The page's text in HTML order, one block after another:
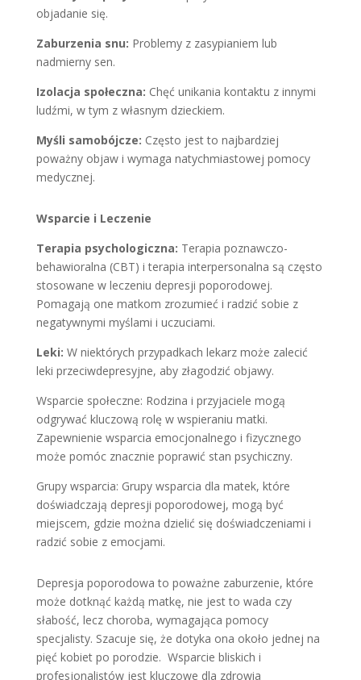
objadanie się.
Zaburzenia snu: Problemy z zasypianiem lub
nadmierny sen.
Izolacja społeczna: Chęć unikania kontaktu z innymi
ludźmi, w tym z własnym dzieckiem.
Myśli samobójcze: Często jest to najbardziej
poważny objaw i wymaga natychmiastowej pomocy
medycznej.
Wsparcie i Leczenie
Terapia psychologiczna: Terapia poznawczo-
behawioralna (CBT) i terapia interpersonalna są często
stosowane w leczeniu depresji poporodowej.
Pomagają one matkom zrozumieć i radzić sobie z
negatywnymi myślami i uczuciami.
Leki: W niektórych przypadkach lekarz może zalecić
leki przeciwdepresyjne, aby złagodzić objawy.
Wsparcie społeczne: Rodzina i przyjaciele mogą
odgrywać kluczową rolę w wspieraniu matki.
Zapewnienie wsparcia emocjonalnego i fizycznego
może pomóc znacznie poprawić stan psychiczny.
Grupy wsparcia: Grupy wsparcia dla matek, które
doświadczają depresji poporodowej, mogą być
miejscem, gdzie można dzielić się doświadczeniami i
radzić sobie z emocjami.
Depresja poporodowa to poważne zaburzenie, które
może dotknąć każdą matkę, nie jest to wada czy
słabość, lecz choroba, wymagająca pomocy
specjalisty. Szacuje się, że dotyka ona około jednej na
pięć kobiet po porodzie. Wsparcie bliskich i
profesjonalistów jest kluczowe dla zdrowia